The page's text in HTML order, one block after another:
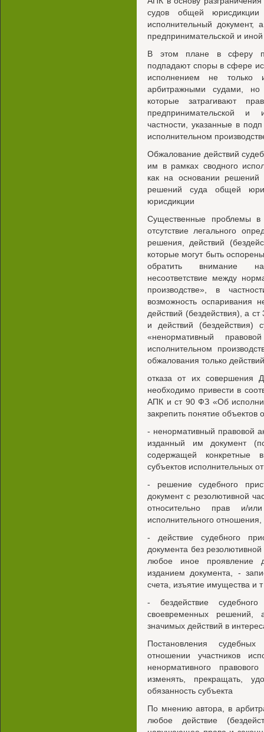
судов общей
исполнительный
предпринимательской и
В этом плане в сферу
подпадают споры в сфере
исполнением не только
арбитражными судами, но
которые затрагивают
предпринимательской и
частности, указанные в
исполнительном
Обжалование действий
им в рамках сводного
как на основании решений
решений суда общей
юрисдикции
Существенные проблемы в
отсутствие легального
решения, действий
которые могут быть
обратить внимание на
несоответствие между
производстве», в
возможность оспаривания
действий (бездействия), а
и действий (бездействия)
«ненормативный
исполнительном
обжалования только
отказа от их совершения
необходимо привести в
АПК и ст 90 ФЗ «Об
закрепить понятие
- ненормативный правовой
изданный им документ
содержащей конкретные
субъектов исполнительных
- решение судебного
документ с резолютивной
относительно прав и/
исполнительного отношения,
- действие судебного
документа без
любое иное проявление
изданием документа, -
счета, изъятие имущества и
- бездействие
своевременных решений,
значимых действий в
Постановления
отношении участников
ненормативного
изменять, прекращать,
обязанность субъекта
По мнению автора, в
любое действие